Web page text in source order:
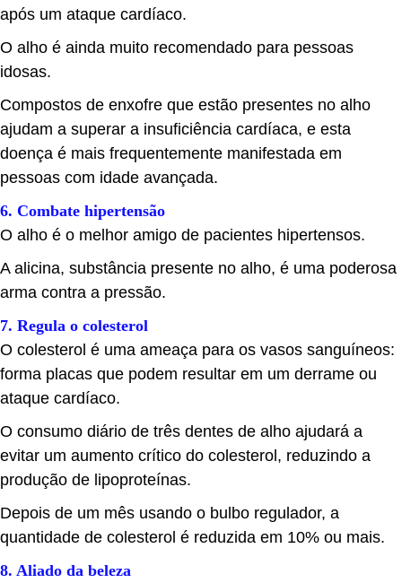
após um ataque cardíaco.
O alho é ainda muito recomendado para pessoas
idosas.
Compostos de enxofre que estão presentes no alho
ajudam a superar a insuficiência cardíaca, e esta
doença é mais frequentemente manifestada em
pessoas com idade avançada.
6. Combate hipertensão
O alho é o melhor amigo de pacientes hipertensos.
A alicina, substância presente no alho, é uma poderosa
arma contra a pressão.
7. Regula o colesterol
O colesterol é uma ameaça para os vasos sanguíneos:
forma placas que podem resultar em um derrame ou
ataque cardíaco.
O consumo diário de três dentes de alho ajudará a
evitar um aumento crítico do colesterol, reduzindo a
produção de lipoproteínas.
Depois de um mês usando o bulbo regulador, a
quantidade de colesterol é reduzida em 10% ou mais.
8. Aliado da beleza